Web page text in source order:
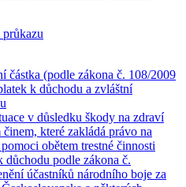
částka (podle zákona č. 108/2009
k důchodu a zvláštní
v důsledku škody na zdraví
činem, které zakládá právo na
obětem trestné činnosti
důchodu podle zákona č.
účastníků národního boje za